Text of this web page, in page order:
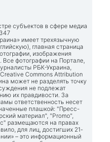
субъектов в сфере медиа
имеет трехязычную
главная страница
изображения
фотографии на Портале,
РБК-Украина,
Commons Attribution
может не разделять точку
не подлежат
их правдивости. За
ответственность несет
плашкой: "Пресс-
материал", "Promo",
размещаются на правах
для лиц, достигших 21-
– это информационный